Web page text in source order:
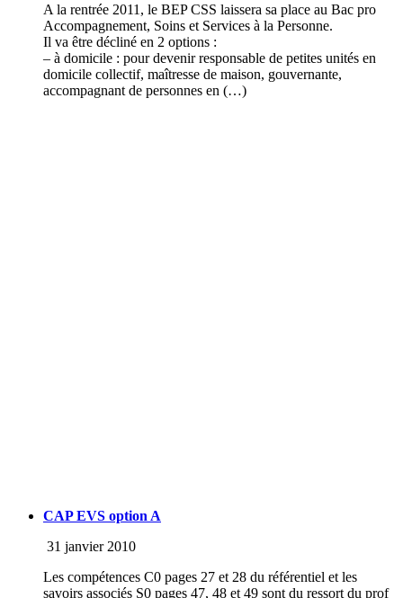
A la rentrée 2011, le BEP CSS laissera sa place au Bac pro
Accompagnement, Soins et Services à la Personne.
Il va être décliné en 2 options :
– à domicile : pour devenir responsable de petites unités en
domicile collectif, maîtresse de maison, gouvernante,
accompagnant de personnes en (…)
CAP EVS option A
31 janvier 2010
Les compétences C0 pages 27 et 28 du référentiel et les
savoirs associés S0 pages 47, 48 et 49 sont du ressort du prof